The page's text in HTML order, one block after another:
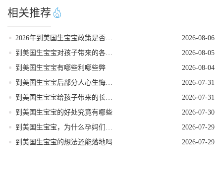
相关推荐
2026-08-06
2026-08-05
到美国生宝宝有哪些利哪些弊
2026-08-04
2026-07-31
2026-07-31
到美国生宝宝的好处究竟有哪些
2026-07-30
2026-07-29
到美国生宝宝的想法还能落地吗
2026-07-29